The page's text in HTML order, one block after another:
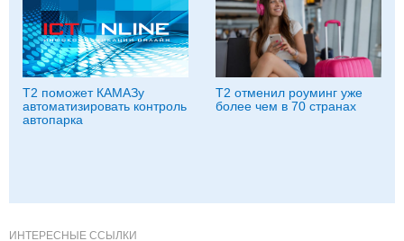
T2 поможет КАМАЗу
автоматизировать контроль
автопарка
Т2 отменил роуминг уже
более чем в 70 странах
ИНТЕРЕСНЫЕ ССЫЛКИ